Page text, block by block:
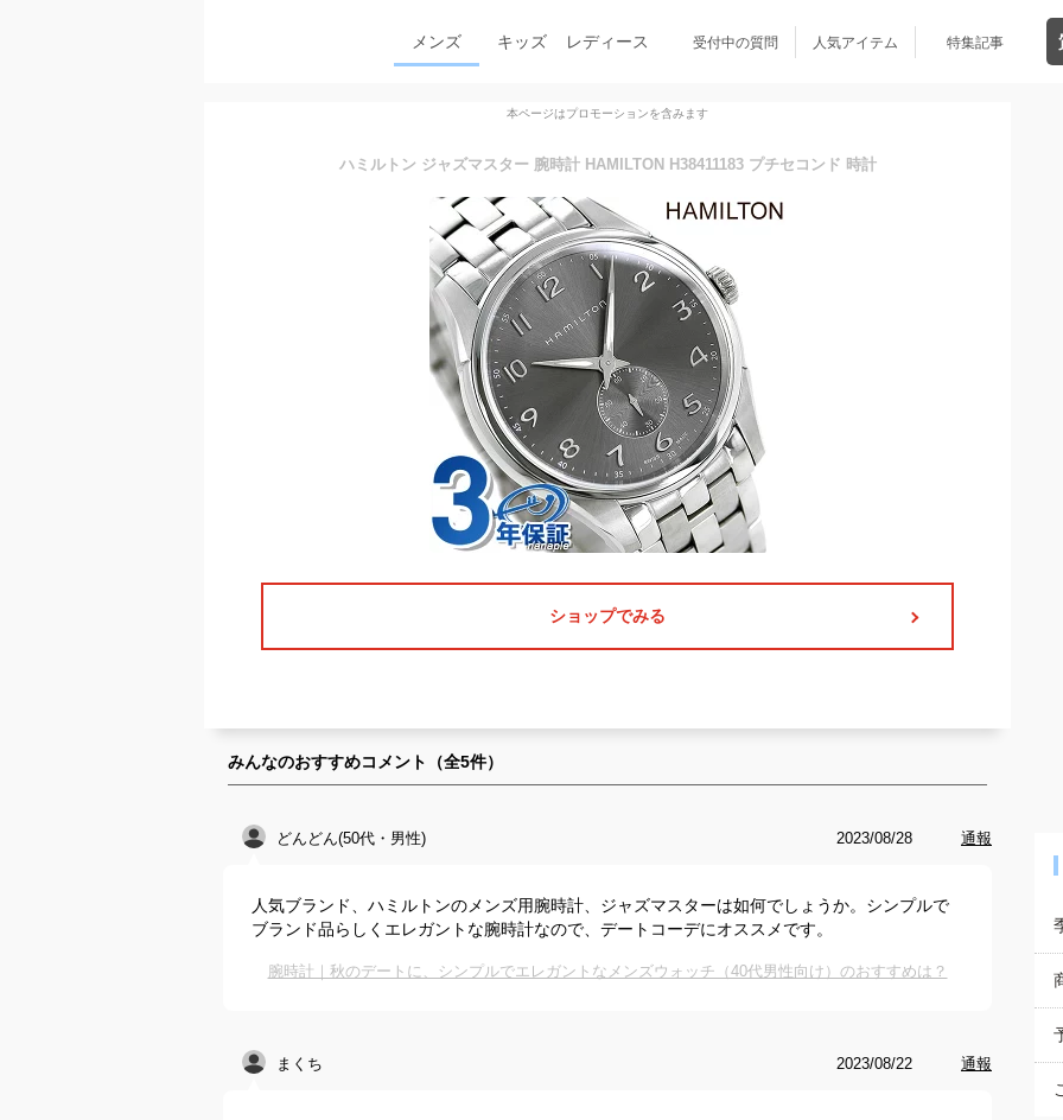
メンズ キッズ レディース 受付中の質問 人気アイテム 特集記事
本ページはプロモーションを含みます
ハミルトン ジャズマスター 腕時計 HAMILTON H38411183 プチセコンド 時計
ショップでみる
みんなのおすすめコメント（全5件）
どんどん(50代・男性) 2023/08/28 通報
人気ブランド、ハミルトンのメンズ用腕時計、ジャズマスターは如何でしょうか。シンプルで
ブランド品らしくエレガントな腕時計なので、デートコーデにオススメです。
腕時計｜秋のデートに、シンプルでエレガントなメンズウォッチ（40代男性向け）のおすすめは？
まくち 2023/08/22 通報